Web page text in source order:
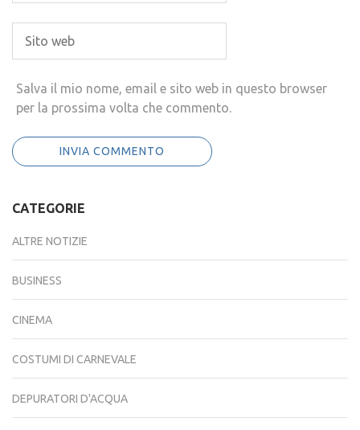
Salva il mio nome, email e sito web in questo browser
per la prossima volta che commento.
CATEGORIE
ALTRE NOTIZIE
BUSINESS
CINEMA
COSTUMI DI CARNEVALE
DEPURATORI D'ACQUA